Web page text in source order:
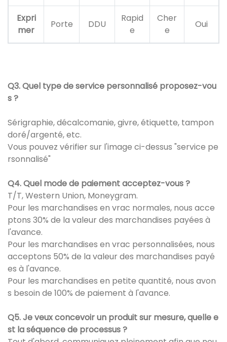
Expri
mer
Porte DDU
Rapid
e
Cher
e
Oui
Q3. Quel type de service personnalisé proposez-vou
s ?
Sérigraphie, décalcomanie, givre, étiquette, tampon
doré/argenté, etc.
Vous pouvez vérifier sur l'image ci-dessus "service pe
rsonnalisé"
Q4. Quel mode de paiement acceptez-vous ?
T/T, Western Union, Moneygram.
Pour les marchandises en vrac normales, nous acce
ptons 30% de la valeur des marchandises payées à
l'avance.
Pour les marchandises en vrac personnalisées, nous
acceptons 50% de la valeur des marchandises payé
es à l'avance.
Pour les marchandises en petite quantité, nous avon
s besoin de 100% de paiement à l'avance.
Q5. Je veux concevoir un produit sur mesure, quelle e
st la séquence de processus ?